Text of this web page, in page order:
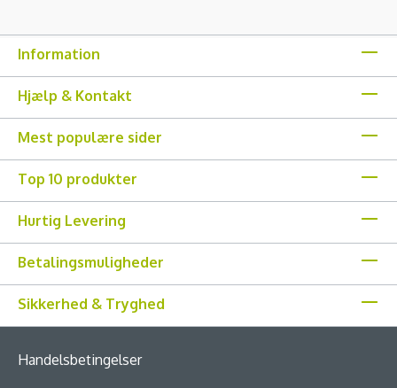
Information
Hjælp & Kontakt
Mest populære sider
Top 10 produkter
Hurtig Levering
Betalingsmuligheder
Sikkerhed & Tryghed
Handelsbetingelser